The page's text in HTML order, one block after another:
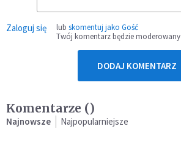
Zaloguj się lub skomentuj jako Gość
Twój komentarz będzie moderowany
DODAJ KOMENTARZ
Komentarze ()
Najnowsze Najpopularniejsze